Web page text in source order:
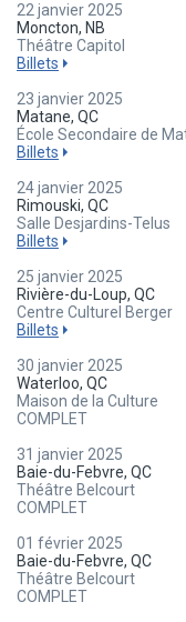
22 janvier 2025
Moncton, NB
Théâtre Capitol
Billets
23 janvier 2025
Matane, QC
École Secondaire de
Billets
24 janvier 2025
Rimouski, QC
Salle Desjardins-Telus
Billets
25 janvier 2025
Rivière-du-Loup, QC
Centre Culturel Berger
Billets
30 janvier 2025
Waterloo, QC
Maison de la Culture
COMPLET
31 janvier 2025
Baie-du-Febvre, QC
Théâtre Belcourt
COMPLET
01 février 2025
Baie-du-Febvre, QC
Théâtre Belcourt
COMPLET